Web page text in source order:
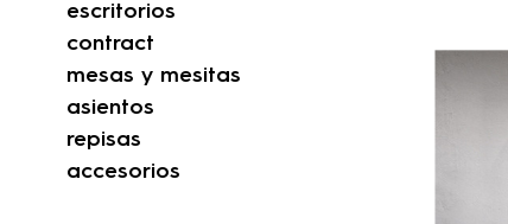
escritorios
contract
mesas y mesitas
asientos
repisas
accesorios